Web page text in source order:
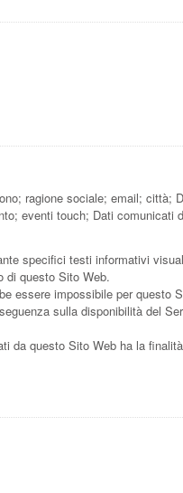
ragione sociale; email; città;
eventi touch; Dati comunicati
specifici testi informativi
di questo Sito Web.
essere impossibile per
sulla disponibilità del
da questo Sito Web ha la